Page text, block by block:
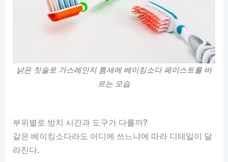
낡은 칫솔로 가스레인지 틈새에 베이킹소다 페이스트를 바
르는 모습
부위별로 방치 시간과 도구가 다를까?
같은 베이킹소다라도 어디에 쓰느냐에 따라 디테일이 달
라진다.